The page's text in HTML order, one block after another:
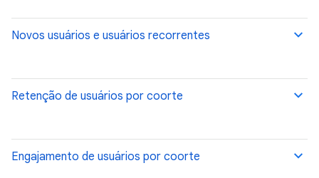
Novos usuários e usuários recorrentes
Retenção de usuários por coorte
Engajamento de usuários por coorte